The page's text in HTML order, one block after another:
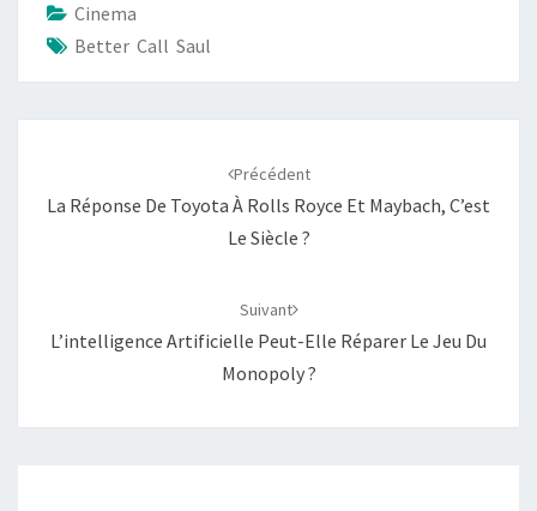
Cinema
Better Call Saul
Précédent
La Réponse De Toyota À Rolls Royce Et Maybach, C’est
Le Siècle ?
Suivant
L’intelligence Artificielle Peut-Elle Réparer Le Jeu Du
Monopoly ?